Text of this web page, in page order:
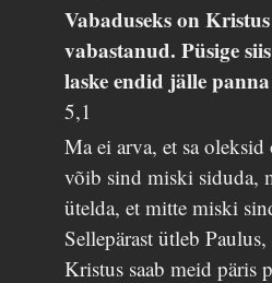
Vabaduseks on
vabastanud. Püsige
laske endid jälle
5,1
Ma ei arva, et sa
võib sind miski siduda,
ütelda, et mitte miski
Sellepärast ütleb Paulus,
Kristus saab meid päris